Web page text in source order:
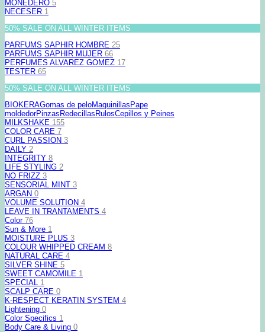
MONEDERO 5
NECESER 1
50% SALE ON ALL WINTER ITEMS
PARFUMS SAPHIR HOMBRE 25
PARFUMS SAPHIR MUJER 66
PERFUMES ALVAREZ GOMEZ 17
TESTER 65
50% SALE ON ALL WINTER ITEMS
BIOKERAGomas de peloMaquinillas Pape
moldedorPinzas Redecillas RulosCepillos y Peines
MILKSHAKE 155
COLOR CARE 7
CURL PASSION 3
DAILY 2
INTEGRITY 8
LIFE STYLING 2
NO FRIZZ 3
SENSORIAL MINT 3
ARGAN 0
VOLUME SOLUTION 4
LEAVE IN TRANTAMENTS 4
Color 76
Sun & More 1
MOISTURE PLUS 3
COLOUR WHIPPED CREAM 8
NATURAL CARE 4
SILVER SHINE 5
SWEET CAMOMILE 1
SPECIAL 1
SCALP CARE 0
K-RESPECT KERATIN SYSTEM 4
Lightening 0
Color Specifics 1
Body Care & Living 0